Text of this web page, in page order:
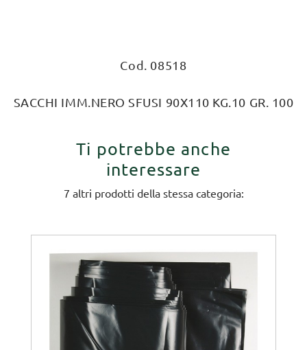
Cod. 08518
SACCHI IMM.NERO SFUSI 90X110 KG.10 GR. 100
Ti potrebbe anche
interessare
7 altri prodotti della stessa categoria: